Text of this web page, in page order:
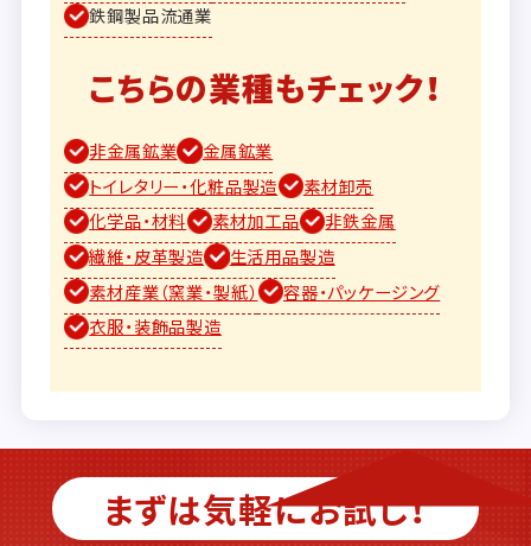
鉄鋼製品流通業
こちらの業種もチェック！
非金属鉱業
金属鉱業
トイレタリー・化粧品製造
素材卸売
化学品・材料
素材加工品
非鉄金属
繊維・皮革製造
生活用品製造
素材産業（窯業・製紙）
容器・パッケージング
衣服・装飾品製造
まずは気軽にお試し！